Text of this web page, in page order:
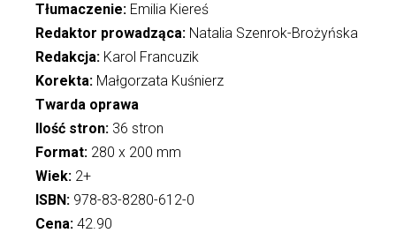
Tłumaczenie: Emilia Kiereś
Redaktor prowadząca: Natalia Szenrok-Brożyńska
Redakcja: Karol Francuzik
Korekta: Małgorzata Kuśnierz
Twarda oprawa
Ilość stron: 36 stron
Format: 280 x 200 mm
Wiek: 2+
ISBN: 978-83-8280-612-0
Cena: 42.90